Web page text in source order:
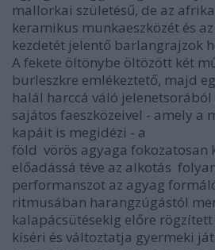
mallorkai születésű, de az
keramikus munkaeszközét és
kezdetét jelentő barlangrajzok
A fekete öltönybe öltözött két
burleszkre emlékeztető, majd
halál harccá váló jelenetsorából
sajátos faeszközeivel - amely a
kapáit is megidézi - a
föld vörös agyaga fokozatosan
előadássá téve az alkotás
performanszot az agyag
ritmusában harangzúgástól
kalapácsütésekig előre
kíséri és változtatja gyermeki